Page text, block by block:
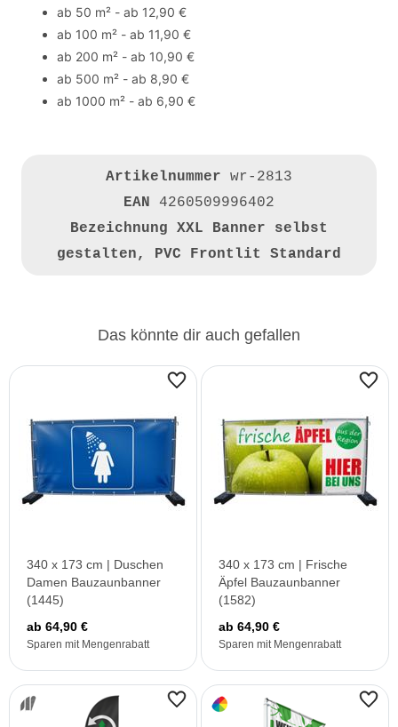
ab 50 m² - ab 12,90 €
ab 100 m² - ab 11,90 €
ab 200 m² - ab 10,90 €
ab 500 m² - ab 8,90 €
ab 1000 m² - ab 6,90 €
Artikelnummer wr-2813
EAN 4260509996402
Bezeichnung XXL Banner selbst
gestalten, PVC Frontlit Standard
Das könnte dir auch gefallen
340 x 173 cm | Duschen
Damen Bauzaunbanner
(1445)
ab 64,90 €
Sparen mit Mengenrabatt
340 x 173 cm | Frische
Äpfel Bauzaunbanner
(1582)
ab 64,90 €
Sparen mit Mengenrabatt